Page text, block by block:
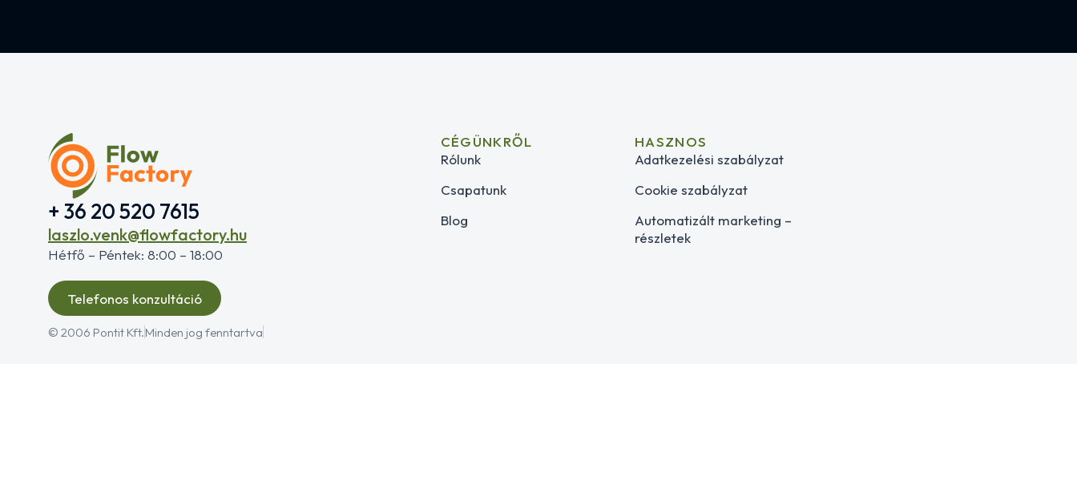
+ 36 20 520 7615
laszlo.venk@flowfactory.hu
Hétfő – Péntek: 8:00 – 18:00
Telefonos konzultáció
CÉGÜNKRŐL
Rólunk
Csapatunk
Blog
HASZNOS
Adatkezelési szabályzat
Cookie szabályzat
Automatizált marketing –
részletek
© 2006 Pontit Kft.Minden jog fenntartva